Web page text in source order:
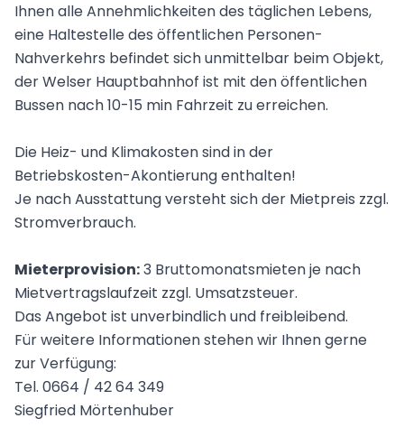
Ihnen alle Annehmlichkeiten des täglichen Lebens,
eine Haltestelle des öffentlichen Personen-
Nahverkehrs befindet sich unmittelbar beim Objekt,
der Welser Hauptbahnhof ist mit den öffentlichen
Bussen nach 10-15 min Fahrzeit zu erreichen.
Die Heiz- und Klimakosten sind in der
Betriebskosten-Akontierung enthalten!
Je nach Ausstattung versteht sich der Mietpreis zzgl.
Stromverbrauch.
Mieterprovision:3 Bruttomonatsmieten je nach
Mietvertragslaufzeit zzgl. Umsatzsteuer.
Das Angebot ist unverbindlich und freibleibend.
Für weitere Informationen stehen wir Ihnen gerne
zur Verfügung:
Tel. 0664 / 42 64 349
Siegfried Mörtenhuber